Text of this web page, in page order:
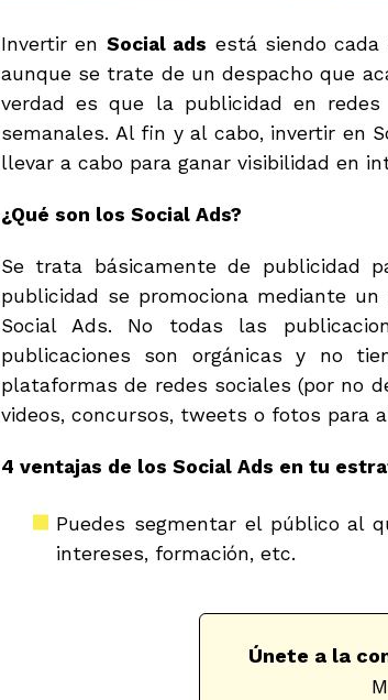
Invertir en Social ads está siendo cada
aunque se trate de un despacho que
verdad es que la publicidad en
semanales. Al fin y al cabo, invertir en
llevar a cabo para ganar visibilidad en
¿Qué son los Social Ads?
Se trata básicamente de publicidad
publicidad se promociona mediante
Social Ads. No todas las
publicaciones son orgánicas y no
plataformas de redes sociales (por no
videos, concursos, tweets o fotos para
4 ventajas de los Social Ads en tu
Puedes segmentar el público al
intereses, formación, etc.
Únete a la